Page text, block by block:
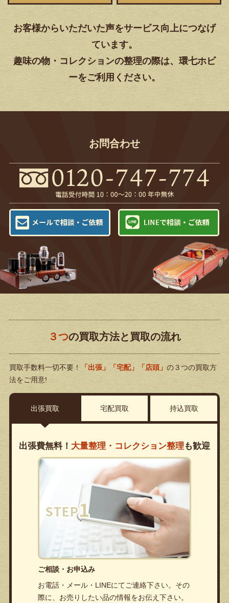
お客様からいただいた声をサービス向上につなげ
ています。
趣味の物・コレクションの整理の際は、環七ホビ
ーをご利用ください。
お問合わせ
３つの買取方法と買取の流れ
買取手数料一切不要！ 「出張」「宅配」「店頭」 の３つの買取方
法をご用意!
出張買取 宅配買取 持込買取
出張費無料！ 大量整理・コレクション整理 も歓迎
ご相談・お申込み
お電話・メール・LINEにてご連絡下さい。その
際に、お売りしたい品の情報をお伝え下さい。